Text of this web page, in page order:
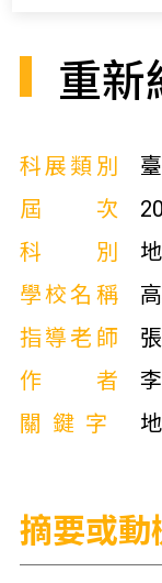
重新
科展類別
屆次
科別
學校名稱
指導老師
作者
關鍵字
摘要或動